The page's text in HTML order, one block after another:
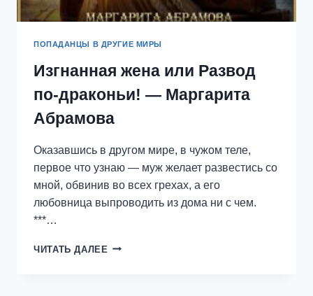
ПОПАДАНЦЫ В ДРУГИЕ МИРЫ
Изгнанная жена или Развод
по-драконьи! — Маргарита
Абрамова
Оказавшись в другом мире, в чужом теле,
первое что узнаю — муж желает развестись со
мной, обвинив во всех грехах, а его
любовница выпроводить из дома ни с чем.
***…
ЧИТАТЬ ДАЛЕЕ ИЗГНАННАЯ